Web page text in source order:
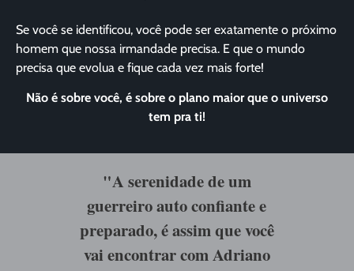
Se você se identificou, você pode ser exatamente o próximo
homem que nossa irmandade precisa. E que o mundo
precisa que evolua e fique cada vez mais forte!
Não é sobre você, é sobre o plano maior que o universo
tem pra ti!
"A serenidade de um
guerreiro auto confiante e
preparado, é assim que você
vai encontrar com Adriano